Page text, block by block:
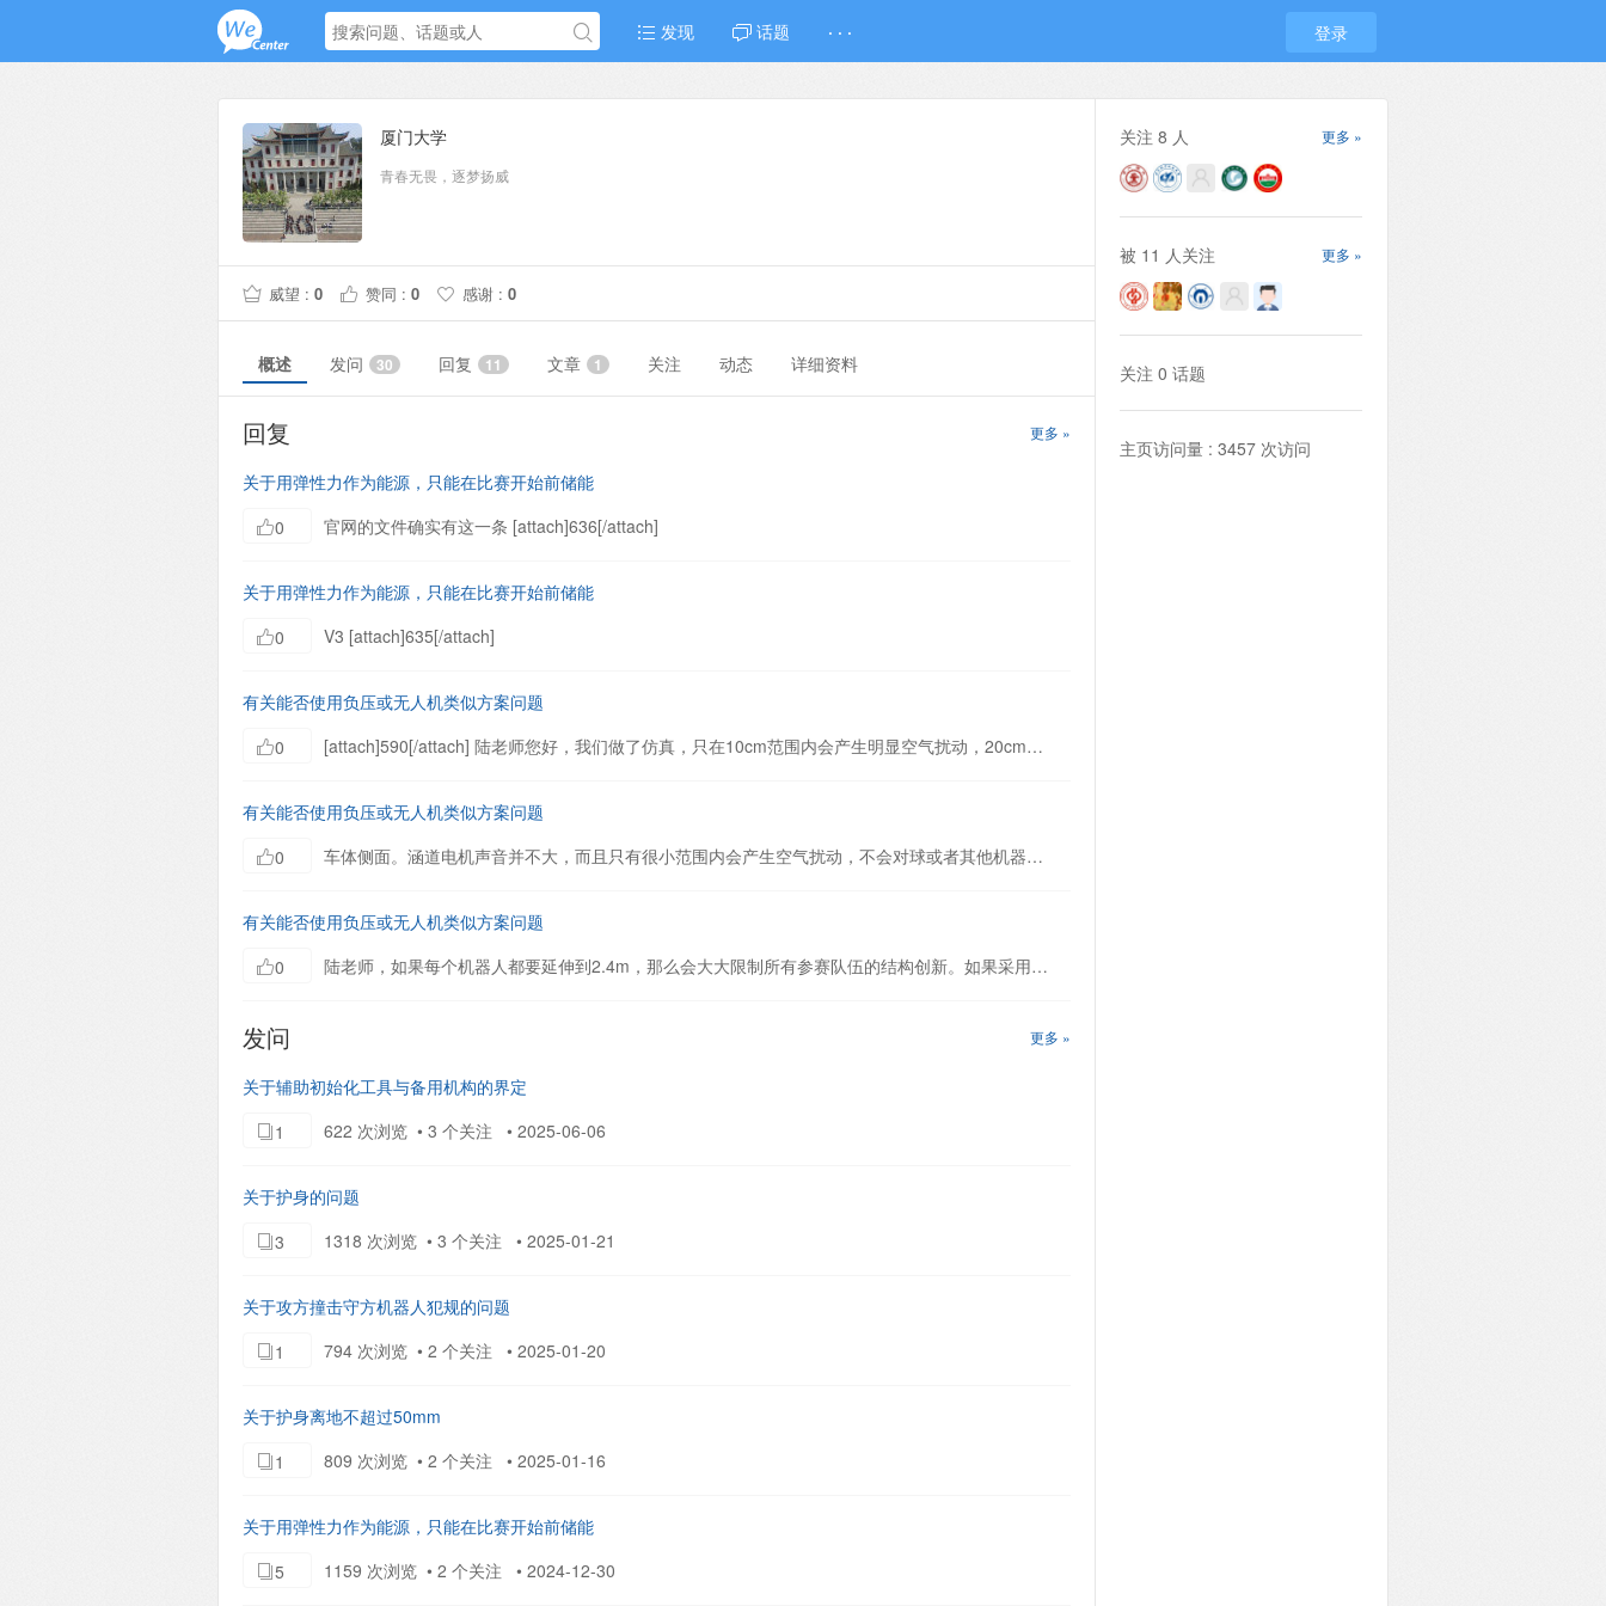
发现 话题 · · · 登录
厦门大学
青春无畏，逐梦扬威
威望 : 0 赞同 : 0 感谢 : 0
概述 发问 30 回复 11 文章 1 关注 动态 详细资料
更多 »
回复
关于用弹性力作为能源，只能在比赛开始前储能
0
官网的文件确实有这一条 [attach]636[/attach]
关于用弹性力作为能源，只能在比赛开始前储能
0
V3 [attach]635[/attach]
有关能否使用负压或无人机类似方案问题
0
[attach]590[/attach] 陆老师您好，我们做了仿真，只在10cm范围内会产生明显空气扰动，20cm外没有任何扰动，不会对其他机器人或球造成影响。
有关能否使用负压或无人机类似方案问题
0
车体侧面。涵道电机声音并不大，而且只有很小范围内会产生空气扰动，不会对球或者其他机器人产生影响
有关能否使用负压或无人机类似方案问题
0
陆老师，如果每个机器人都要延伸到2.4m，那么会大大限制所有参赛队伍的结构创新。如果采用其他结构，就需要跳得更高，想要跳高就需要姿态纠正。我觉得可以限制不让起飞，不让吹球，但是允许使用涵道电机
更多 »
发问
关于辅助初始化工具与备用机构的界定
1
622 次浏览 • 3 个关注 • 2025-06-06
关于护身的问题
3
1318 次浏览 • 3 个关注 • 2025-01-21
关于攻方撞击守方机器人犯规的问题
1
794 次浏览 • 2 个关注 • 2025-01-20
关于护身离地不超过50mm
1
809 次浏览 • 2 个关注 • 2025-01-16
关于用弹性力作为能源，只能在比赛开始前储能
5
1159 次浏览 • 2 个关注 • 2024-12-30
更多 »
关注 8 人
更多 »
被 11 人关注
关注 0 话题
主页访问量 : 3457 次访问